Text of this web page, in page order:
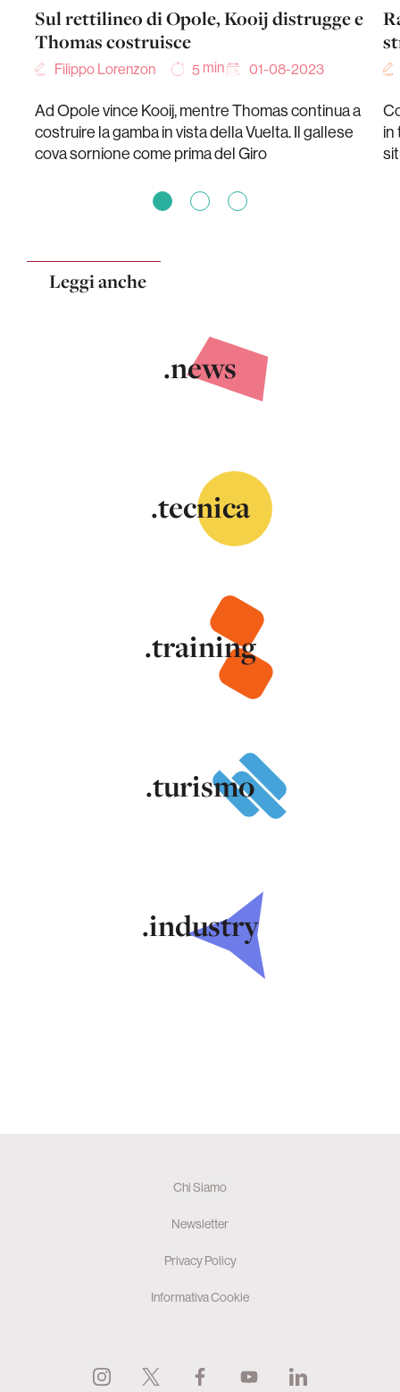
Sul rettilineo di Opole, Kooij distrugge e
Thomas costruisce
Filippo Lorenzon 5 min 01-08-2023
Ad Opole vince Kooij, mentre Thomas continua a
costruire la gamba in vista della Vuelta. Il gallese
cova sornione come prima del Giro
in
Leggi anche
.news
.tecnica
.training
.turismo
.industry
Chi Siamo
Newsletter
Privacy Policy
Informativa Cookie